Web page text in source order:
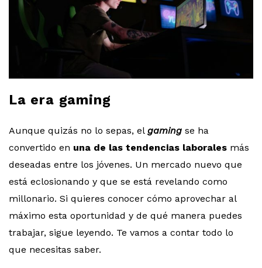
b
o
g
La era gaming
Aunque quizás no lo sepas, el gaming se ha
convertido en una de las tendencias laborales más
deseadas entre los jóvenes. Un mercado nuevo que
está eclosionando y que se está revelando como
millonario. Si quieres conocer cómo aprovechar al
máximo esta oportunidad y de qué manera puedes
trabajar, sigue leyendo. Te vamos a contar todo lo
que necesitas saber.